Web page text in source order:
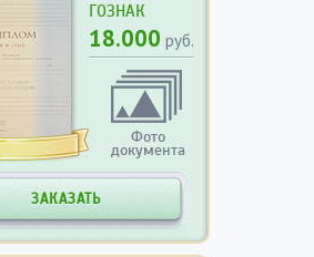
ГОЗНАК
18.000 руб.
Фото
документа
ЗАКАЗАТЬ